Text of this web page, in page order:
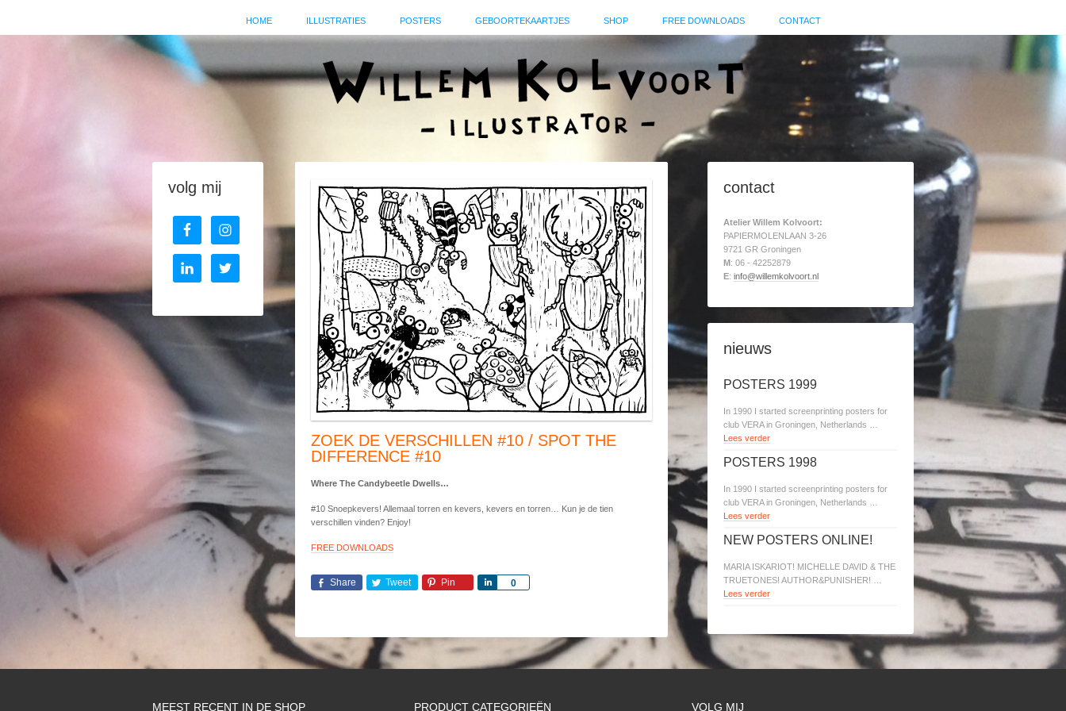
HOME ILLUSTRATIES POSTERS GEBOORTEKAARTJES SHOP FREE DOWNLOADS CONTACT
ZOEK DE VERSCHILLEN #10 / SPOT THE
DIFFERENCE #10
Where The Candybeetle Dwells…
#10 Snoepkevers! Allemaal torren en kevers, kevers en torren… Kun je de tien
verschillen vinden? Enjoy!
FREE DOWNLOADS
Share Tweet Pin 0
Share
contact
Atelier Willem Kolvoort:
PAPIERMOLENLAAN 3-26
9721 GR Groningen
M: 06 - 42252879
E: info@willemkolvoort.nl
nieuws
POSTERS 1999
In 1990 I started screenprinting posters for
club VERA in Groningen, Netherlands …
Lees verder
POSTERS 1998
In 1990 I started screenprinting posters for
club VERA in Groningen, Netherlands …
Lees verder
NEW POSTERS ONLINE!
MARIA ISKARIOT! MICHELLE DAVID & THE
TRUETONES! AUTHOR&PUNISHER! …
Lees verder
volg mij
MEEST RECENT IN DE SHOP PRODUCT CATEGORIEËN VOLG MIJ